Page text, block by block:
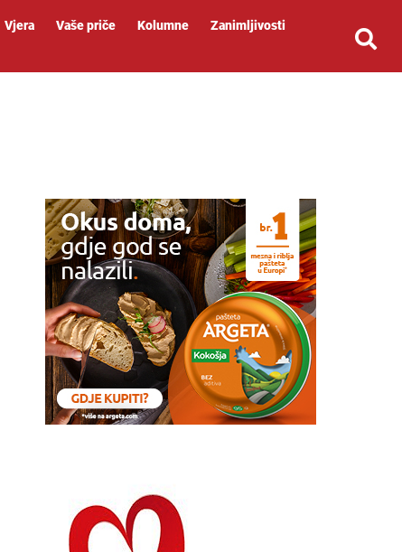
Vjera Vaše priče Kolumne
Zanimljivosti